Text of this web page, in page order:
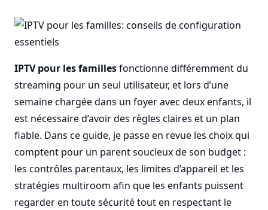
IPTV pour les famillesfonctionne différemment du
streaming pour un seul utilisateur, et lors d’une
semaine chargée dans un foyer avec deux enfants, il
est nécessaire d’avoir des règles claires et un plan
fiable. Dans ce guide, je passe en revue les choix qui
comptent pour un parent soucieux de son budget :
les contrôles parentaux, les limites d’appareil et les
stratégies multiroom afin que les enfants puissent
regarder en toute sécurité tout en respectant le